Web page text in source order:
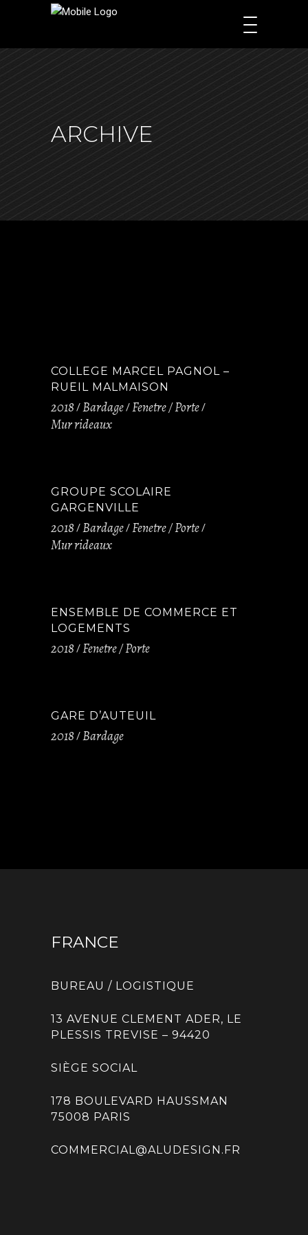
ARCHIVE
COLLEGE MARCEL PAGNOL –
RUEIL MALMAISON
2018 Bardage Fenetre / Porte
Mur rideaux
GROUPE SCOLAIRE
GARGENVILLE
2018 Bardage Fenetre / Porte
Mur rideaux
ENSEMBLE DE COMMERCE ET
LOGEMENTS
2018 Fenetre / Porte
GARE D’AUTEUIL
2018 Bardage
FRANCE
BUREAU / LOGISTIQUE
13 AVENUE CLEMENT ADER, LE
PLESSIS TREVISE – 94420
SIÈGE SOCIAL
178 BOULEVARD HAUSSMAN
75008 PARIS
COMMERCIAL@ALUDESIGN.FR